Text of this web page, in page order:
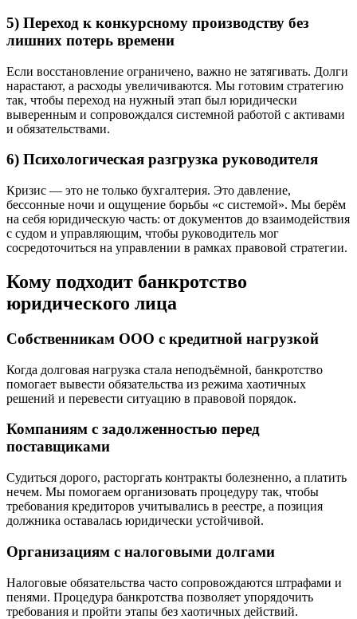
5) Переход к конкурсному производству без
лишних потерь времени
Если восстановление ограничено, важно не затягивать. Долги
нарастают, а расходы увеличиваются. Мы готовим стратегию
так, чтобы переход на нужный этап был юридически
выверенным и сопровождался системной работой с активами
и обязательствами.
6) Психологическая разгрузка руководителя
Кризис — это не только бухгалтерия. Это давление,
бессонные ночи и ощущение борьбы «с системой». Мы берём
на себя юридическую часть: от документов до взаимодействия
с судом и управляющим, чтобы руководитель мог
сосредоточиться на управлении в рамках правовой стратегии.
Кому подходит банкротство
юридического лица
Собственникам ООО с кредитной нагрузкой
Когда долговая нагрузка стала неподъёмной, банкротство
помогает вывести обязательства из режима хаотичных
решений и перевести ситуацию в правовой порядок.
Компаниям с задолженностью перед
поставщиками
Судиться дорого, расторгать контракты болезненно, а платить
нечем. Мы помогаем организовать процедуру так, чтобы
требования кредиторов учитывались в реестре, а позиция
должника оставалась юридически устойчивой.
Организациям с налоговыми долгами
Налоговые обязательства часто сопровождаются штрафами и
пенями. Процедура банкротства позволяет упорядочить
требования и пройти этапы без хаотичных действий.